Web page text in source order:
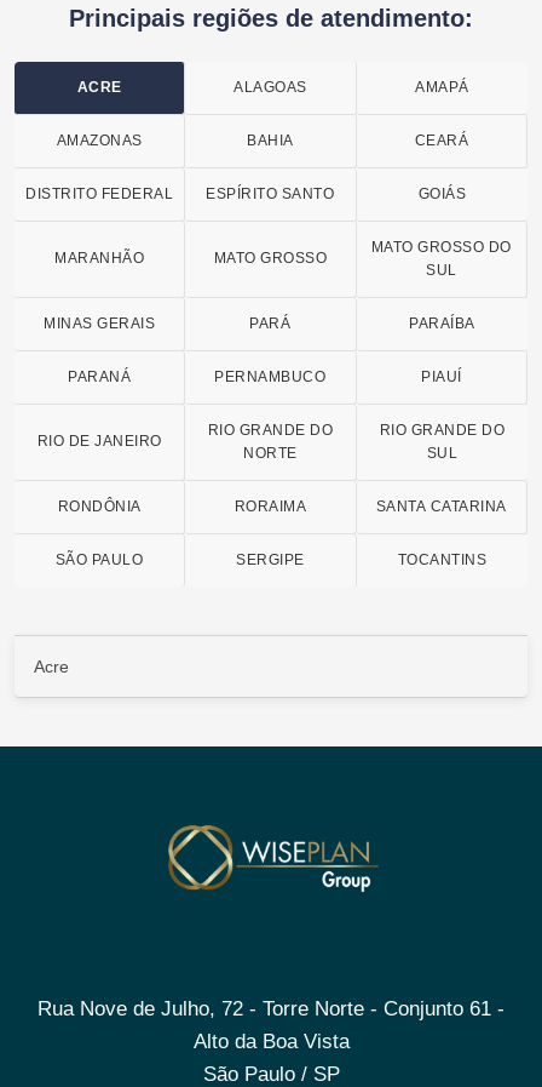
Principais regiões de atendimento:
ACRE ALAGOAS AMAPÁ
AMAZONAS BAHIA CEARÁ
DISTRITO FEDERAL ESPÍRITO SANTO GOIÁS
MARANHÃO MATO GROSSO
MATO GROSSO DO
SUL
MINAS GERAIS PARÁ PARAÍBA
PARANÁ PERNAMBUCO PIAUÍ
RIO DE JANEIRO
RIO GRANDE DO
NORTE
RIO GRANDE DO
SUL
RONDÔNIA RORAIMA SANTA CATARINA
SÃO PAULO SERGIPE TOCANTINS
Acre
Rua Nove de Julho, 72 - Torre Norte - Conjunto 61 -
Alto da Boa Vista
São Paulo / SP